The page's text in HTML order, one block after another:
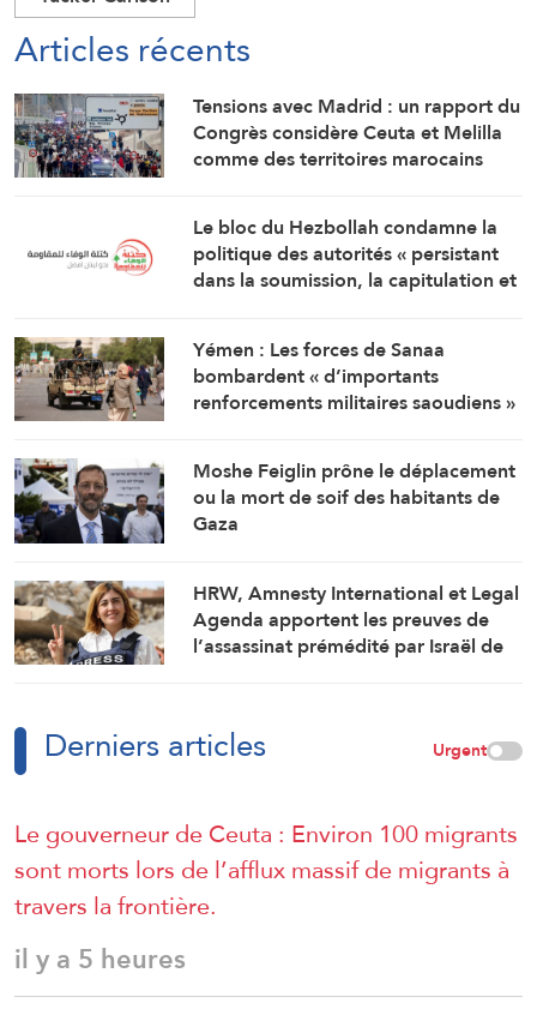
Articles récents
Tensions avec Madrid : un rapport du
Congrès considère Ceuta et Melilla
comme des territoires marocains
Le bloc du Hezbollah condamne la
politique des autorités « persistant
dans la soumission, la capitulation et
Yémen : Les forces de Sanaa
bombardent « d’importants
renforcements militaires saoudiens »
des régions libérées
Moshe Feiglin prône le déplacement
ou la mort de soif des habitants de
Gaza
HRW, Amnesty International et Legal
Agenda apportent les preuves de
l’assassinat prémédité par Israël de
Derniers articles Urgent
Le gouverneur de Ceuta : Environ 100 migrants
sont morts lors de l’afflux massif de migrants à
travers la frontière.
il y a 5 heures